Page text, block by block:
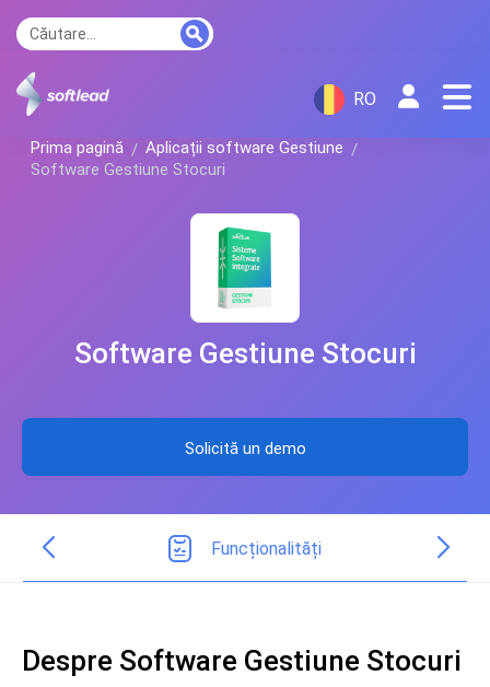
RO
Prima pagină
Aplicații software Gestiune
Software Gestiune Stocuri
Software Gestiune Stocuri
Solicită un demo
Funcționalități
Despre Software Gestiune Stocuri